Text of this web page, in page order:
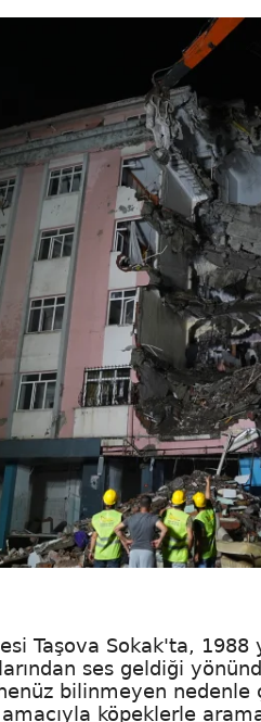
Taşova Sokak'ta,
ses geldiği
bilinmeyen
köpeklerle